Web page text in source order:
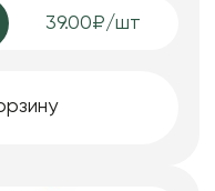
39.00₽/шт